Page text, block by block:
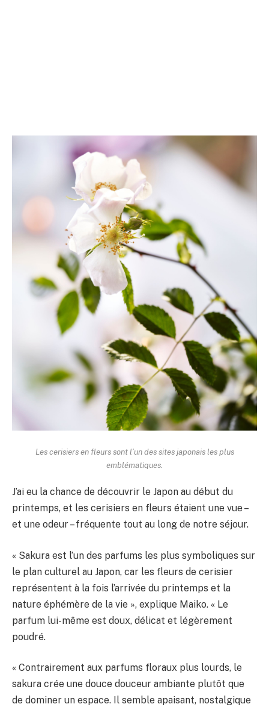
Les cerisiers en fleurs sont l’un des sites japonais les plus
emblématiques.
J’ai eu la chance de découvrir le Japon au début du
printemps, et les cerisiers en fleurs étaient une vue –
et une odeur – fréquente tout au long de notre séjour.
« Sakura est l’un des parfums les plus symboliques sur
le plan culturel au Japon, car les fleurs de cerisier
représentent à la fois l’arrivée du printemps et la
nature éphémère de la vie », explique Maiko. « Le
parfum lui-même est doux, délicat et légèrement
poudré.
« Contrairement aux parfums floraux plus lourds, le
sakura crée une douce douceur ambiante plutôt que
de dominer un espace. Il semble apaisant, nostalgique